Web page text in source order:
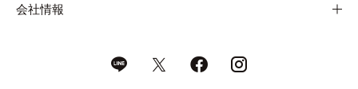
会社情報